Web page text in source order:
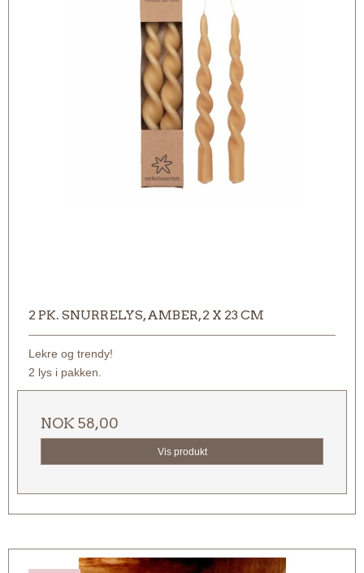
2 PK. SNURRELYS, AMBER, 2 X 23 CM
Lekre og trendy!
2 lys i pakken.
NOK 58,00
Vis produkt